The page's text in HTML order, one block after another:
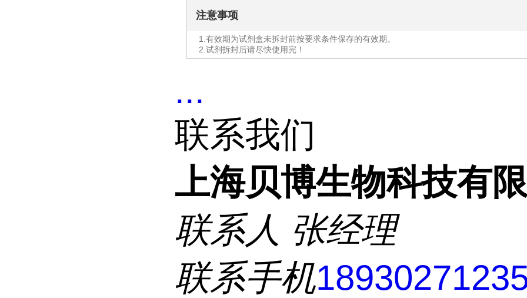
注意事项
1.有效期为试剂盒未拆封前按要求条件保存的有效期。
2.试剂拆封后请尽快使用完！
...
联系我们
上海贝博生物科技有
联系人 张经理
联系手机